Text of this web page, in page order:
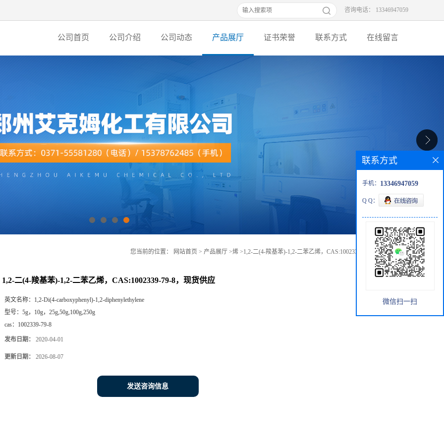
咨询电话： 13346947059
公司首页 公司介绍 公司动态 产品展厅 证书荣誉 联系方式 在线留言
您当前的位置： 网站首页 > 产品展厅 >烯 >1,2-二(4-羧基苯)-1,2-二苯乙烯，CAS:1002339-79-8，现货供应
1,2-二(4-羧基苯)-1,2-二苯乙烯，CAS:1002339-79-8，现货供应
英文名称： 1,2-Di(4-carboxyphenyl)-1,2-diphenylethylene
型号： 5g，10g，25g,50g,100g,250g
cas： 1002339-79-8
发布日期： 2020-04-01
更新日期： 2026-08-07
发送咨询信息
联系方式
手机： 13346947059
Q Q：
微信扫一扫